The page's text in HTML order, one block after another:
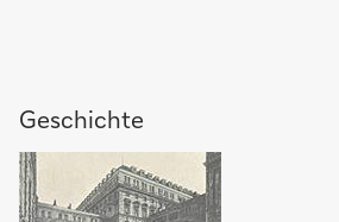
Geschichte
der
Deutschen
Bank
Geschichte